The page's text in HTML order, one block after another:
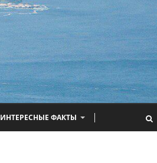
ИНТЕРЕСНЫЕ ФАКТЫ